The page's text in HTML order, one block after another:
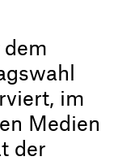
dem
im
Medien
der